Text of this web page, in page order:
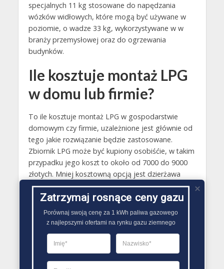
specjalnych 11 kg stosowane do napędzania
wózków widłowych, które mogą być używane w
poziomie, o wadze 33 kg, wykorzystywane w w
branży przemysłowej oraz do ogrzewania
budynków.
Ile kosztuje montaż LPG
w domu lub firmie?
To ile kosztuje montaż LPG w gospodarstwie
domowym czy firmie, uzależnione jest głównie od
tego jakie rozwiązanie będzie zastosowane.
Zbiornik LPG może być kupiony osobiśćie, w takim
przypadku jego koszt to około od 7000 do 9000
złotych. Mniej kosztowną opcją jest dzierżawa
odbioru przez UDT..
Zatrzymaj rosnące ceny gazu
Porównaj swoją cenę za 1 kWh paliwa gazowego
z najlepszymi ofertami na rynku gazu ziemnego